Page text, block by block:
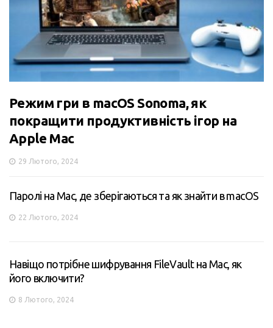
Режим гри в macOS Sonoma, як
покращити продуктивність ігор на
Apple Mac
29 Лютого, 2024
Паролі на Mac, де зберігаються та як знайти в macOS
22 Лютого, 2024
Навіщо потрібне шифрування FileVault на Mac, як
його включити?
8 Лютого, 2024